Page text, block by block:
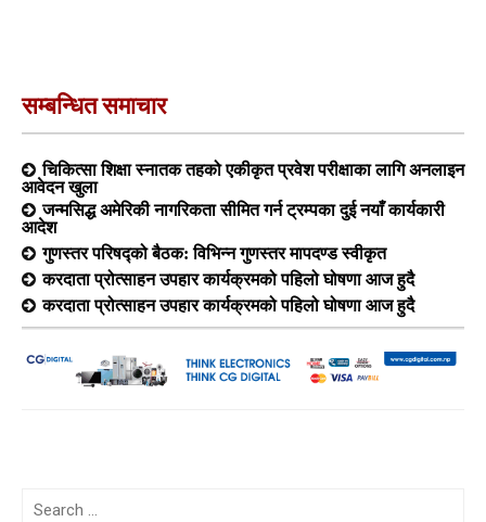
सम्बन्धित समाचार
चिकित्सा शिक्षा स्नातक तहको एकीकृत प्रवेश परीक्षाका लागि अनलाइन
आवेदन खुला
जन्मसिद्ध अमेरिकी नागरिकता सीमित गर्न ट्रम्पका दुई नयाँ कार्यकारी
आदेश
गुणस्तर परिषद्को बैठक: विभिन्न गुणस्तर मापदण्ड स्वीकृत
करदाता प्रोत्साहन उपहार कार्यक्रमको पहिलो घोषणा आज हुदै
करदाता प्रोत्साहन उपहार कार्यक्रमको पहिलो घोषणा आज हुदै
Search